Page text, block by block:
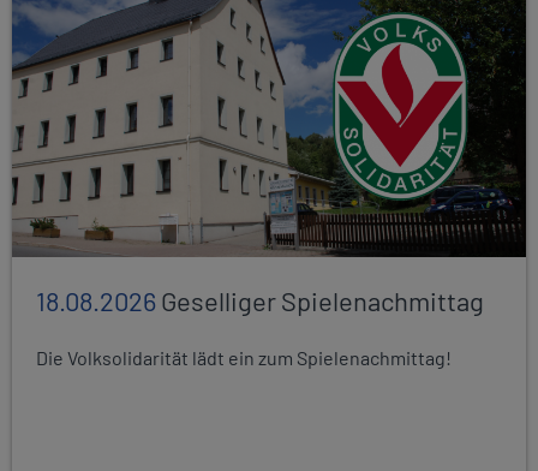
18.08.2026Geselliger Spielenachmittag
Die Volksolidarität lädt ein zum Spielenachmittag!